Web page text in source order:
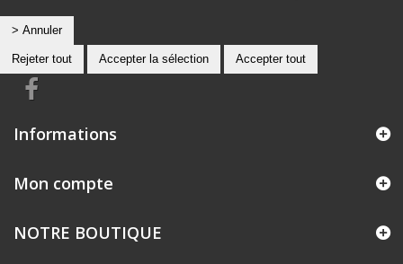
> Annuler
Rejeter tout Accepter la sélection Accepter tout
Informations
Mon compte
NOTRE BOUTIQUE